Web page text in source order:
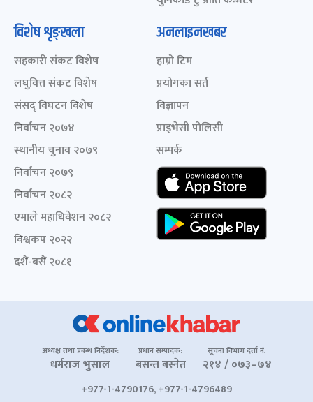
विशेष शृङ्खला
सहकारी संकट विशेष
लघुवित्त संकट विशेष
संसद् विघटन विशेष
निर्वाचन २०७४
स्थानीय चुनाव २०७९
निर्वाचन २०७९
निर्वाचन २०८२
एमाले महाधिवेशन २०८२
विश्वकप २०२२
दशैं-बसैं २०८१
अनलाइनखबर
हाम्रो टिम
प्रयोगका सर्त
विज्ञापन
प्राइभेसी पोलिसी
सम्पर्क
अध्यक्ष तथा प्रबन्ध निर्देशक:
धर्मराज भुसाल
प्रधान सम्पादक:
बसन्त बस्नेत
सूचना विभाग दर्ता नं.
२१४ / ०७३–७४
+977-1-4790176, +977-1-4796489